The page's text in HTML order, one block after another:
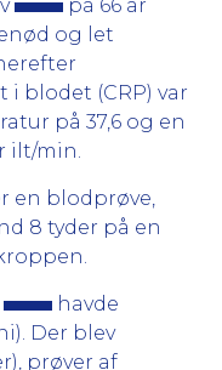
på 66 år
og let
blodet (CRP) var
på 37,6 og en
ilt/min.
en blodprøve,
8 tyder på en
havde
Der blev
prøver af